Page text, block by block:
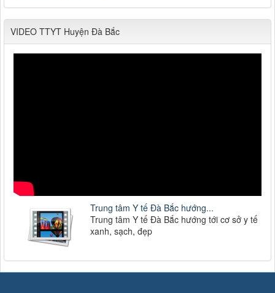
VIDEO TTYT Huyện Đà Bắc
Trung tâm Y tế Đà Bắc hướng...
Trung tâm Y tế Đà Bắc hướng tới cơ sở y tế
xanh, sạch, đẹp